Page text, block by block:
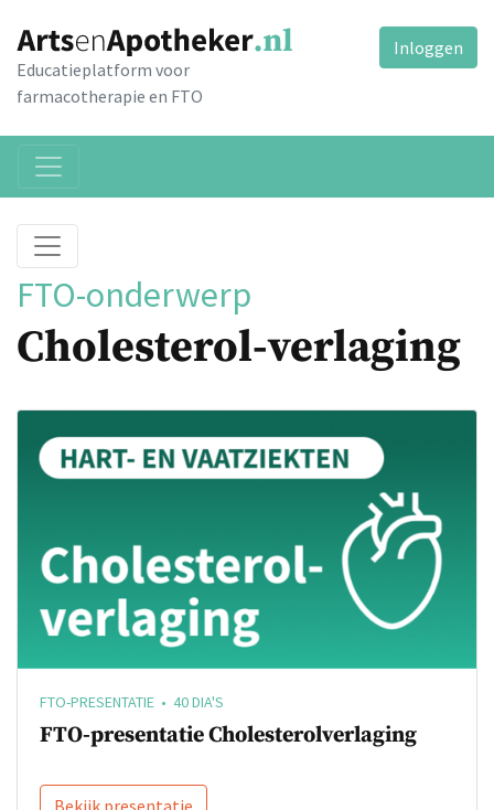
Educatieplatform voor
farmacotherapie en FTO
Inloggen
FTO-onderwerp
Cholesterol-verlaging
FTO-PRESENTATIE • 40 DIA'S
FTO-presentatie Cholesterolverlaging